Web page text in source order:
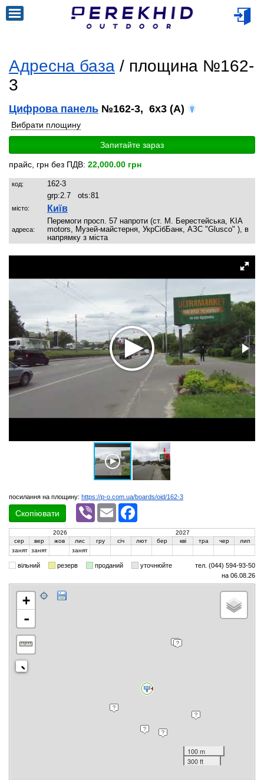
Адресна база / площина №162-
3
Цифрова панель №162-3, 6x3 (A)
Вибрати площину
Запитайте зараз
прайс, грн без ПДВ: 22,000.00 грн
код:
162-3
grp:2.7 ots:81
місто: Київ
адреса:
Перемоги просп. 57 напроти (ст. М. Берестейська, KIA
motors, Музей-майстерня, УкрСібБанк, АЗС "Glusco" ), в
напрямку з міста
посилання на площину: https://p-o.com.ua/boards/oid/162-3
Скопіювати
Viber Email
2026
2027
сер
вер жов лис гру січ лют бер кві тра чер
лип
занят занят занят
вільний резерв проданий уточнюйте
тел. (044) 594-93-50
на 06.08.26
+
-
100 m
300 ft